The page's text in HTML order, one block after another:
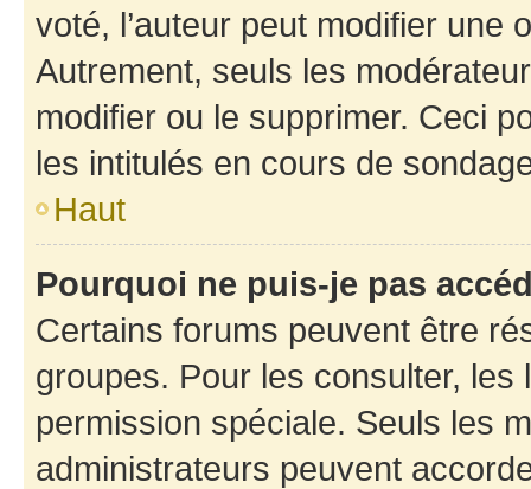
voté, l’auteur peut modifier une
Autrement, seuls les
modifier ou le supprimer. Ceci
les intitulés en cours de
Haut
Pourquoi ne puis-je pas
Certains forums peuvent être
groupes. Pour les consulter,
permission spéciale. Seuls les
administrateurs peuvent